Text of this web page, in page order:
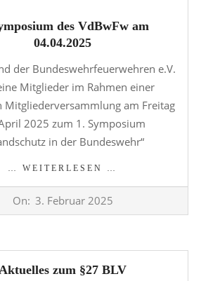
des VdBwFw am
04.04.2025
der Bundeswehrfeuerwehren e.V.
Mitglieder im Rahmen einer
Mitgliederversammlung am Freitag
2025 zum 1. Symposium
in der Bundeswehr“
… WEITERLESEN …
On: 3. Februar 2025
zum §27 BLV